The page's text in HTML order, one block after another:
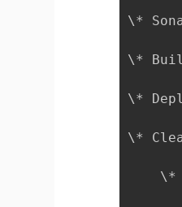
\*
\* Build-
\*
\*
\*